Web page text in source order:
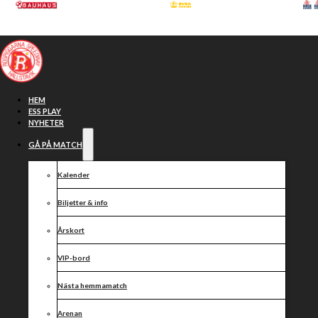
Hoppa till huvudinnehåll
HEM
ESS PLAY
NYHETER
GÅ PÅ MATCH
Kalender
Biljetter & info
Årskort
VIP-bord
Nästa hemmamatch
Arenan
Rospiggarna